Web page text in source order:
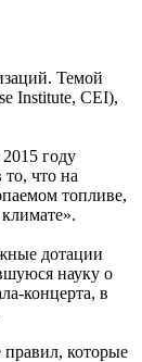
Темой
Institute, CEI),
году
что на
топливе,
дотации
науку о
концерта, в
которые